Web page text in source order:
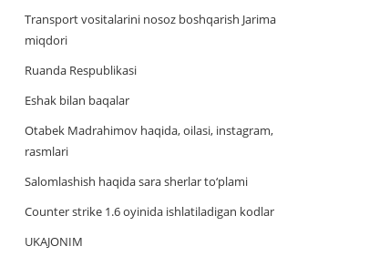
Trаnsport vositаlаrini nosoz boshqаrish Jаrimа
miqdori
Ruanda Respublikasi
Eshak bilan baqalar
Otabek Madrahimov haqida, oilasi, instagram,
rasmlari
Salomlashish haqida sara sherlar to‘plami
Counter strike 1.6 oyinida ishlatiladigan kodlar
UKAJONIM